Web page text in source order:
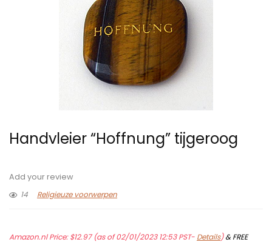
Handvleier “Hoffnung” tijgeroog
Add your review
14
Religieuze voorwerpen
Amazon.nl Price:$12.97(as of 02/01/2023 12:53 PST- Details)&FREE